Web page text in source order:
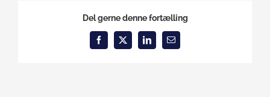
Del gerne denne fortælling
Facebook
X LinkedInEmail